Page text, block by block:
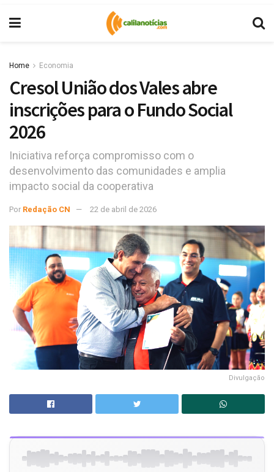
Home Economia
Cresol União dos Vales abre
inscrições para o Fundo Social
2026
Iniciativa reforça compromisso com o
desenvolvimento das comunidades e amplia
impacto social da cooperativa
Por Redação CN 22 de abril de 2026
Divulgação